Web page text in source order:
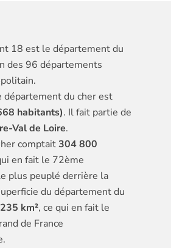
18 est le département du
des 96 départements
département du cher est
habitants). Il fait partie de
Val de Loire.
comptait304 800
en fait le 72ème
plus peuplé derrière la
du département du
km², ce qui en fait le
de France